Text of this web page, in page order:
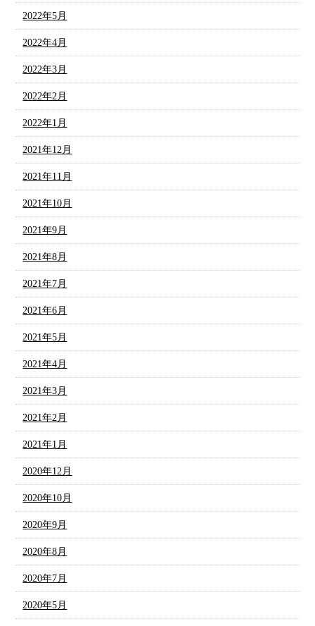
2022年5月
2022年4月
2022年3月
2022年2月
2022年1月
2021年12月
2021年11月
2021年10月
2021年9月
2021年8月
2021年7月
2021年6月
2021年5月
2021年4月
2021年3月
2021年2月
2021年1月
2020年12月
2020年10月
2020年9月
2020年8月
2020年7月
2020年5月